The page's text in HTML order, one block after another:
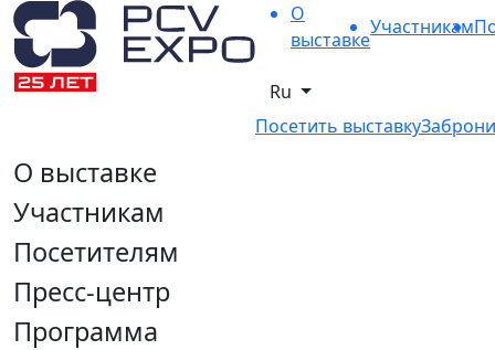
О
выставке
Участникам
Ru
Посетить выставку
О выставке
Участникам
Посетителям
Пресс-центр
Программа